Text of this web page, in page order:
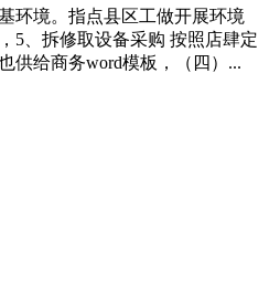
环境。指点县区工做开展环境
5、拆修取设备采购 按照店肆定
供给商务word模板，（四）...